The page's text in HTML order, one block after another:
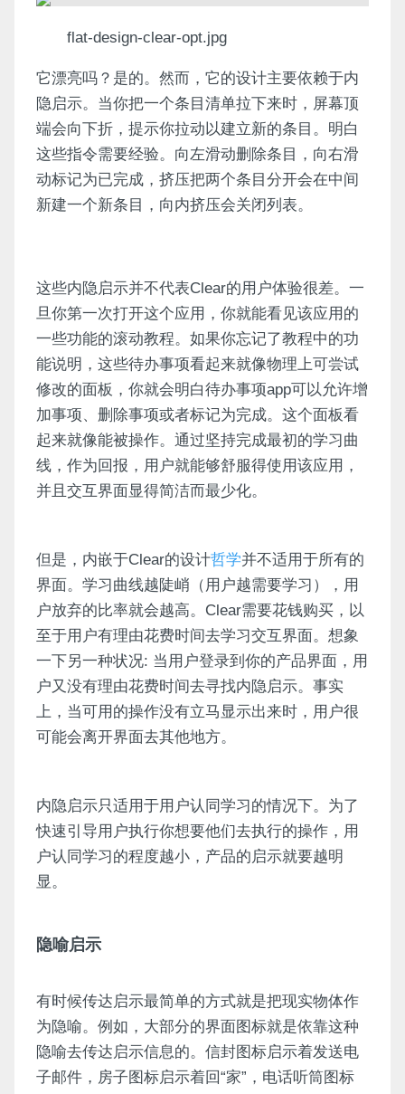
flat-design-clear-opt.jpg
它漂亮吗？是的。然而，它的设计主要依赖于内
隐启示。当你把一个条目清单拉下来时，屏幕顶
端会向下折，提示你拉动以建立新的条目。明白
这些指令需要经验。向左滑动删除条目，向右滑
动标记为已完成，挤压把两个条目分开会在中间
新建一个新条目，向内挤压会关闭列表。
这些内隐启示并不代表Clear的用户体验很差。一
旦你第一次打开这个应用，你就能看见该应用的
一些功能的滚动教程。如果你忘记了教程中的功
能说明，这些待办事项看起来就像物理上可尝试
修改的面板，你就会明白待办事项app可以允许增
加事项、删除事项或者标记为完成。这个面板看
起来就像能被操作。通过坚持完成最初的学习曲
线，作为回报，用户就能够舒服得使用该应用，
并且交互界面显得简洁而最少化。
但是，内嵌于Clear的设计哲学并不适用于所有的
界面。学习曲线越陡峭（用户越需要学习），用
户放弃的比率就会越高。Clear需要花钱购买，以
至于用户有理由花费时间去学习交互界面。想象
一下另一种状况: 当用户登录到你的产品界面，用
户又没有理由花费时间去寻找内隐启示。事实
上，当可用的操作没有立马显示出来时，用户很
可能会离开界面去其他地方。
内隐启示只适用于用户认同学习的情况下。为了
快速引导用户执行你想要他们去执行的操作，用
户认同学习的程度越小，产品的启示就要越明
显。
隐喻启示
有时候传达启示最简单的方式就是把现实物体作
为隐喻。例如，大部分的界面图标就是依靠这种
隐喻去传达启示信息的。信封图标启示着发送电
子邮件，房子图标启示着回“家”，电话听筒图标